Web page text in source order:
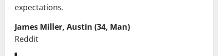
expectations.
James Miller, Austin (34, Man)
Reddit